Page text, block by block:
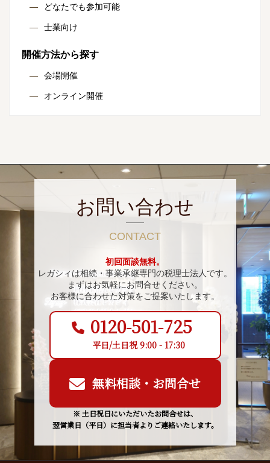
どなたでも参加可能
士業向け
開催方法から探す
会場開催
オンライン開催
お問い合わせ
CONTACT
初回面談無料。
レガシィは相続・事業承継専門の税理士法人です。
まずはお気軽にお問合せください。
お客様に合わせた対策をご提案いたします。
0120-501-725
平日/土日祝 9:00 - 17:30
無料相談・お問合せ
※ 土日祝日にいただいたお問合せは、
翌営業日（平日）に担当者よりご連絡いたします。